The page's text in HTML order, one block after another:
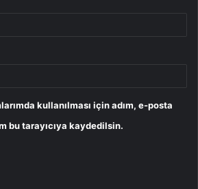
kullanılması için adım, e-posta
bu tarayıcıya kaydedilsin.